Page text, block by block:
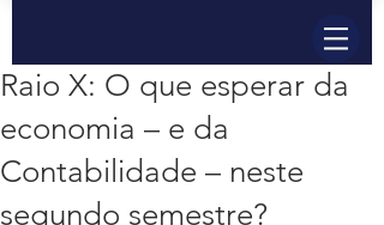
Raio X: O que esperar da
economia – e da
Contabilidade – neste
segundo semestre?